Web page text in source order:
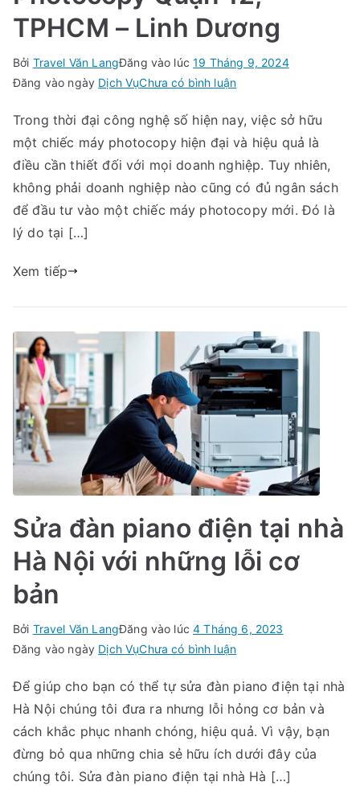
TPHCM – Linh Dương
Bởi Travel Văn LangĐăng vào lúc19 Tháng 9, 2024
Đăng vào ngày Dịch VụChưa có bình luậntrong
Vụ
Thuê
Máy
Photocopy
Trong thời đại công nghệ số hiện nay, việc sở hữu
một chiếc máy photocopy hiện đại và hiệu quả là
điều cần thiết đối với mọi doanh nghiệp. Tuy nhiên,
không phải doanh nghiệp nào cũng có đủ ngân sách
để đầu tư vào một chiếc máy photocopy mới. Đó là
lý do tại […]
Xem tiếp
Sửa đàn piano điện tại nhà
Hà Nội với những lỗi cơ
bản
Bởi Travel Văn LangĐăng vào lúc4 Tháng 6, 2023
Đăng vào ngày Dịch VụChưa có bình luậntrong
đàn
piano
điện
tại
nhà
Để giúp cho bạn có thể tự sửa đàn piano điện tại nhà
Hà Nội chúng tôi đưa ra nhưng lỗi hỏng cơ bản và
cách khắc phục nhanh chóng, hiệu quả. Vì vậy, bạn
đừng bỏ qua những chia sẻ hữu ích dưới đây của
chúng tôi. Sửa đàn piano điện tại nhà Hà […]